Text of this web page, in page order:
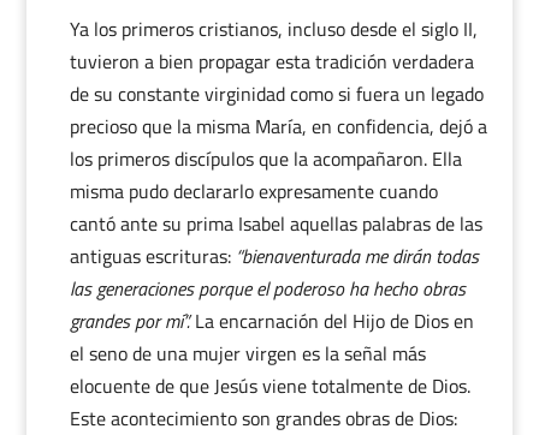
Ya los primeros cristianos, incluso desde el siglo II,
tuvieron a bien propagar esta tradición verdadera
de su constante virginidad como si fuera un legado
precioso que la misma María, en confidencia, dejó a
los primeros discípulos que la acompañaron. Ella
misma pudo declararlo expresamente cuando
cantó ante su prima Isabel aquellas palabras de las
antiguas escrituras: “bienaventurada me dirán todas
las generaciones porque el poderoso ha hecho obras
grandes por mí”.La encarnación del Hijo de Dios en
el seno de una mujer virgen es la señal más
elocuente de que Jesús viene totalmente de Dios.
Este acontecimiento son grandes obras de Dios: